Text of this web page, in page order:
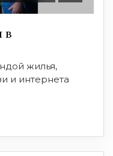
в
жилья,
и интернета